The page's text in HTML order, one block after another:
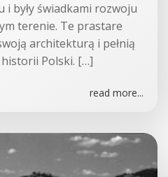
i były świadkami rozwoju
terenie. Te prastare
architekturą i pełnią
Polski. […]
read more...